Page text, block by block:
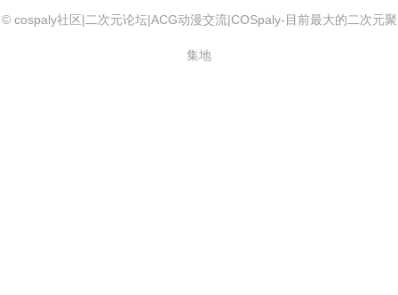
© cospaly社区|二次元论坛|ACG动漫交流|COSpaly-目前最大的二次元聚
集地